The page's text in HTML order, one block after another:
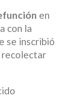
en
con la
se inscribió
recolectar